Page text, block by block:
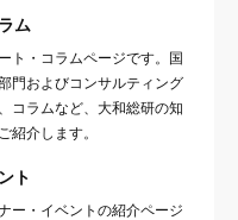
ム
ト・コラムページです。国
門およびコンサルティング
コラムなど、大和総研の知
紹介します。
ト
ー・イベントの紹介ページ